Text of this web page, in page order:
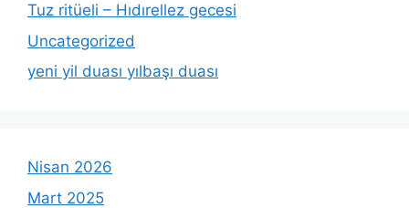
Tuz ritüeli – Hıdırellez gecesi
Uncategorized
yeni yil duası yılbaşı duası
Nisan 2026
Mart 2025